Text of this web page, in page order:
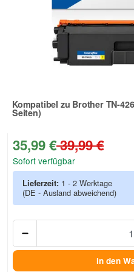
Kompatibel zu Brother TN-
Seiten)
Zur Artikelbewertung
35,99 €39,99 €
Sofort verfügbar
Lieferzeit: 1 - 2 Werktage
(DE - Ausland abweichend)
In den